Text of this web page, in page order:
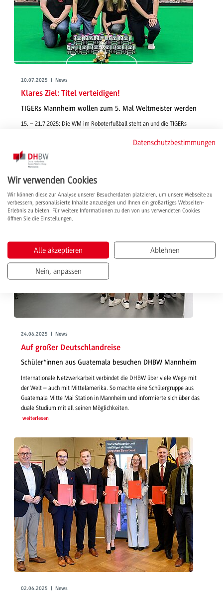
10.07.2025 | News
Klares Ziel: Titel verteidigen!
TIGERs Mannheim wollen zum 5. Mal Weltmeister werden
15. – 21.7.2025: Die WM im Roboterfußball steht an und die TIGERs
Open und beim Schubert Cup will das Team nun in Brasilien den RoboCup
in der Small Size League gewinnen.
weiterlesen
24.06.2025 | News
Auf großer Deutschlandreise
Schüler*innen aus Guatemala besuchen DHBW Mannheim
Internationale Netzwerkarbeit verbindet die DHBW über viele Wege mit
der Welt – auch mit Mittelamerika. So machte eine Schülergruppe aus
Guatemala Mitte Mai Station in Mannheim und informierte sich über das
duale Studium mit all seinen Möglichkeiten.
weiterlesen
02.06.2025 | News
Datenschutzbestimmungen
Wir verwenden Cookies
Wir können diese zur Analyse unserer Besucherdaten platzieren, um unsere Webseite zu
verbessern, personalisierte Inhalte anzuzeigen und Ihnen ein großartiges Webseiten-
Erlebnis zu bieten. Für weitere Informationen zu den von uns verwendeten Cookies
öffnen Sie die Einstellungen.
Alle akzeptieren Ablehnen
Nein, anpassen